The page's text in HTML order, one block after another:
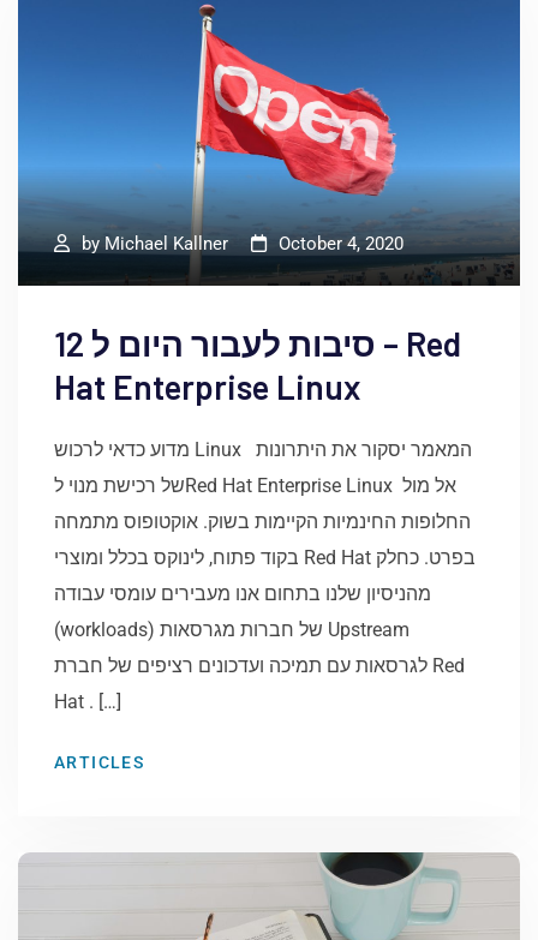
by Michael Kallner October 4, 2020
12 סיבות לעבור היום ל – Red
Hat Enterprise Linux
מדוע כדאי לרכוש Linux המאמר יסקור את היתרונות
של רכישת מנוי לRed Hat Enterprise Linux אל מול
החלופות החינמיות הקיימות בשוק. אוקטופוס מתמחה
בקוד פתוח, לינוקס בכלל ומוצרי Red Hat בפרט. כחלק
מהניסיון שלנו בתחום אנו מעבירים עומסי עבודה
(workloads) של חברות מגרסאות Upstream
לגרסאות עם תמיכה ועדכונים רציפים של חברת Red
Hat . […]
ARTICLES